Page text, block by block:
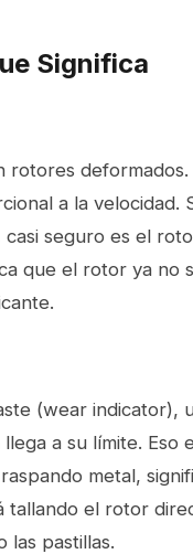
Significa
rotores
a la velocidad.
seguro es el
que el rotor ya no
(wear indicator),
a su límite. Eso
metal,
tallando el rotor
las pastillas.